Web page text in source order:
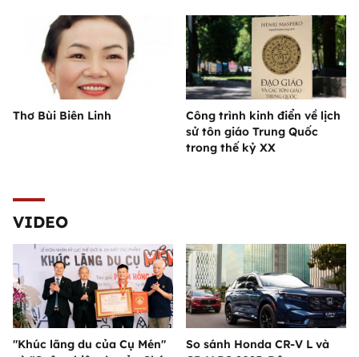
Thơ Bùi Biên Linh
Công trình kinh điển về lịch
sử tôn giáo Trung Quốc
trong thế kỷ XX
VIDEO
"Khúc lãng du của Cụ Mén"
So sánh Honda CR-V L và